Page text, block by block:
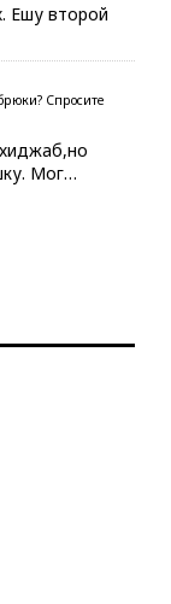
Ешу второй
Спросите
Мог…